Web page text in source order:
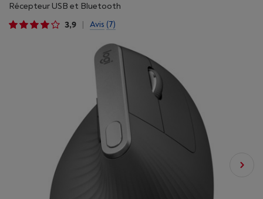
récepteur USB et Bluetooth
3,9
Avis (7)